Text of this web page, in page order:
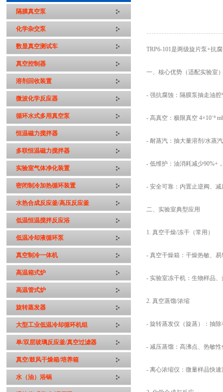
隔膜真空泵
化学杂交泵
数显真空测试车
真空控制器
溶剂回收装置
微波化学反应器
循环水式多用真空泵
恒温磁力搅拌器
多联恒温磁力搅拌器
实验室气体净化装置
密闭制冷加热循环装置
水热合成反应釜/高压反应釜
低温恒温搅拌反应浴
低温冷却液循环泵
真空制冷一体机
高温箱式炉
高温管式炉
旋转蒸发器
大型工业低温冷却循环机组
单/双层玻璃反应釜/真空过滤器
真空/鼓风干燥箱/培养箱
水（油）浴锅
TRP6-101是两级旋片泵+抗
一、核心优势（适配实验室
- 强抗腐蚀：隔膜泵抽走油
- 高真空：极限真空 4×10⁻⁴
- 耐蒸汽：抽大量溶剂/水蒸
- 低维护：油消耗减少90%+
- 安全可靠：内置止逆阀、
二、实验室典型应用
1. 真空干燥/冻干（常用）
- 真空干燥箱：干燥热敏、
- 实验室冻干机：生物样品
2. 真空蒸馏/浓缩
- 旋转蒸发仪（旋蒸）：抽
- 减压蒸馏：高沸点、热敏
- 离心浓缩仪：微量样品快